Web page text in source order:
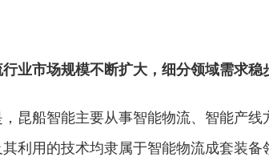
业市场规模不断扩大，细分领域需求稳
昆船智能主要从事智能物流、智能产
利用的技术均隶属于智能物流成套装备